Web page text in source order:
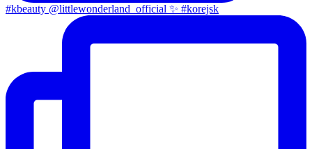
#kbeauty @littlewonderland_official ✨ #korejsk